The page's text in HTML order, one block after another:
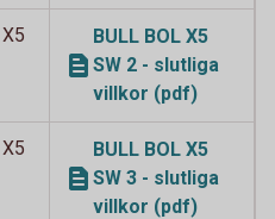
BULL BOL X5
SW 2 - slutliga
villkor (pdf)
BULL BOL X5
SW 3 - slutliga
villkor (pdf)